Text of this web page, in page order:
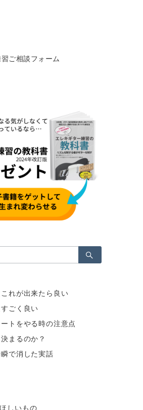
ご相談フォーム
れが出来たら良い
ごく良い
トをやる時の注意点
まるのか？
で消した実話
しいもの